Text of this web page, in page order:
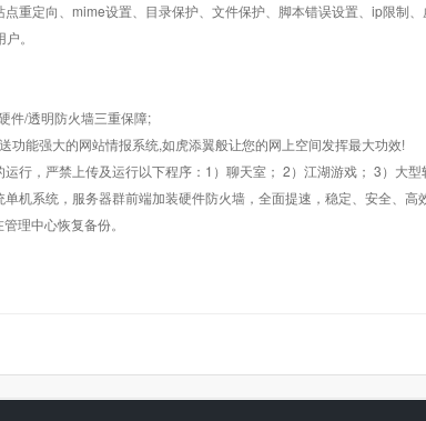
重定向、mime设置、目录保护、文件保护、脚本错误设置、ip限制
。
件/透明防火墙三重保障;
能强大的网站情报系统,如虎添翼般让您的网上空间发挥最大功效!
行，严禁上传及运行以下程序：1）聊天室； 2）江湖游戏； 3）大
机系统，服务器群前端加装硬件防火墙，全面提速，稳定、安全、高
理中心恢复备份。